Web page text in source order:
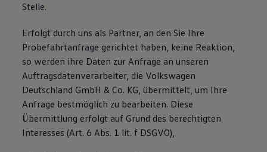
Stelle.
Erfolgt durch uns als Partner, an den Sie Ihre
Probefahrtanfrage gerichtet haben, keine Reaktion,
so werden ihre Daten zur Anfrage an unseren
Auftragsdatenverarbeiter, die Volkswagen
Deutschland GmbH & Co. KG, übermittelt, um Ihre
Anfrage bestmöglich zu bearbeiten. Diese
Übermittlung erfolgt auf Grund des berechtigten
Interesses (Art. 6 Abs. 1 lit. f DSGVO),